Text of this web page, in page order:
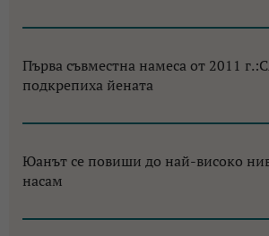
Първа съвместна намеса от 2011
подкрепиха йената
Юанът се повиши до най-високо
насам